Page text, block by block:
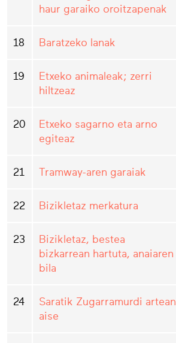
haur garaiko oroitzapenak
18 Baratzeko lanak
19
Etxeko animaleak; zerri
hiltzeaz
20
Etxeko sagarno eta arno
egiteaz
21 Tramway-aren garaiak
22 Bizikletaz merkatura
23
Bizikletaz, bestea
bizkarrean hartuta, anaiaren
bila
24
Saratik Zugarramurdi artean
aise